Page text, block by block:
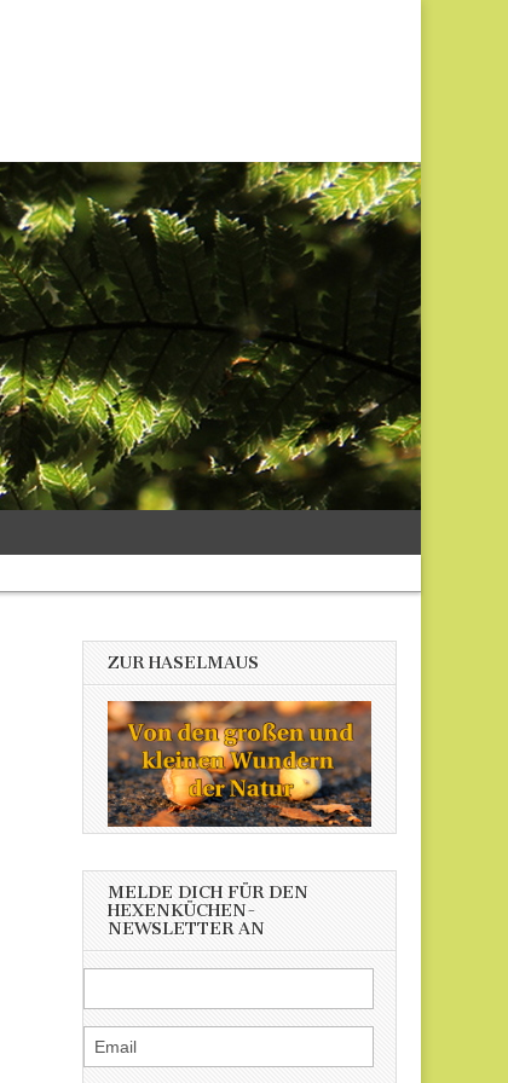
ZUR HASELMAUS
MELDE DICH FÜR DEN
HEXENKÜCHEN-
NEWSLETTER AN